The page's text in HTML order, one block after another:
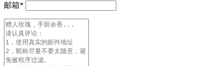
邮箱*